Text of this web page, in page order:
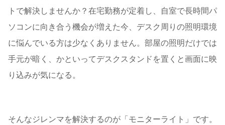
トで解決しませんか？在宅勤務が定着し、自室で長時間パ
ソコンに向き合う機会が増えた今、デスク周りの照明環境
に悩んでいる方は少なくありません。部屋の照明だけでは
手元が暗く、かといってデスクスタンドを置くと画面に映
り込みが気になる。
そんなジレンマを解決するのが「モニターライト」です。